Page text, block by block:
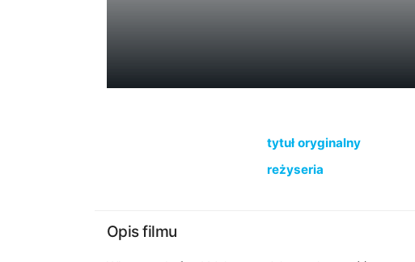
tytuł oryginalny
reżyseria
Opis filmu